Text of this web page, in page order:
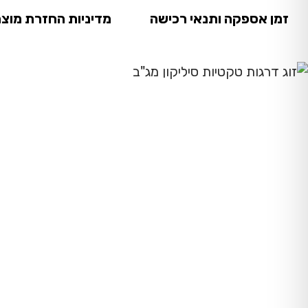
זמן אספקה ותנאי רכישה מדיניות החזרת